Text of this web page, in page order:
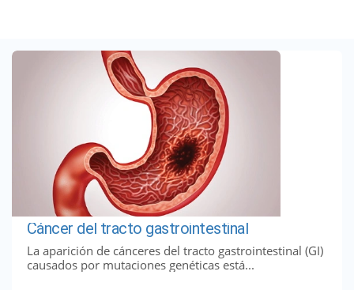
Cáncer del tracto gastrointestinal
La aparición de cánceres del tracto gastrointestinal (GI)
causados ​​por mutaciones genéticas está...